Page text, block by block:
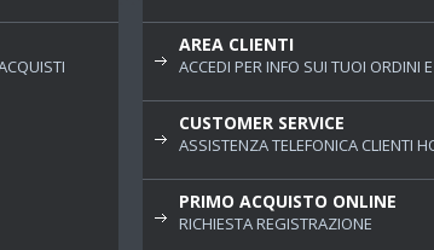
AREA CLIENTI
ACCEDI PER INFO SUI TUOI ORDINI
CUSTOMER SERVICE
ASSISTENZA TELEFONICA CLIENTI
PRIMO ACQUISTO ONLINE
RICHIESTA REGISTRAZIONE